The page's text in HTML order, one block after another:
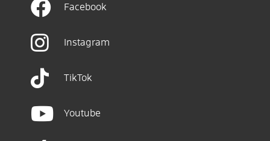
Facebook
Instagram
TikTok
Youtube